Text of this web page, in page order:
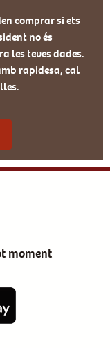
comprar si ets
no és
les teves dades.
rapidesa, cal
moment